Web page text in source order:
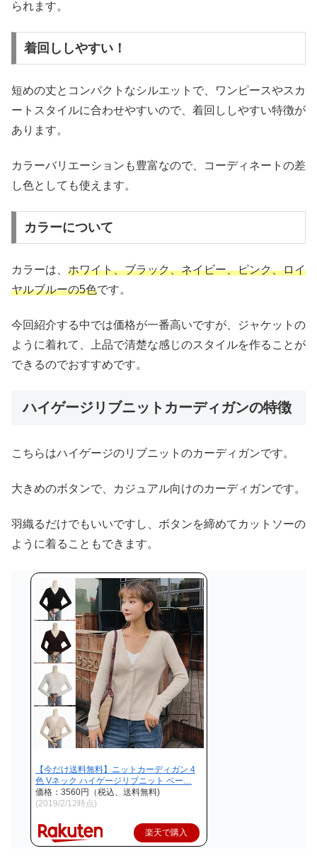
られます。
着回ししやすい！
短めの丈とコンパクトなシルエットで、ワンピースやスカ
ートスタイルに合わせやすいので、着回ししやすい特徴が
あります。
カラーバリエーションも豊富なので、コーディネートの差
し色としても使えます。
カラーについて
カラーは、 ホワイト、ブラック、ネイビー、ピンク、ロイ
ヤルブルーの5色です。
今回紹介する中では価格が一番高いですが、ジャケットの
ように着れて、上品で清楚な感じのスタイルを作ることが
できるのでおすすめです。
ハイゲージリブニットカーディガンの特徴
こちらはハイゲージのリブニットのカーディガンです。
大きめのボタンで、カジュアル向けのカーディガンです。
羽織るだけでもいいですし、ボタンを締めてカットソーの
ように着ることもできます。
【今だけ送料無料】ニットカーディガン 4
色 Vネック ハイゲージリブニット ベー…
価格：3560円（税込、送料無料)
(2019/2/12時点)
楽天で購入